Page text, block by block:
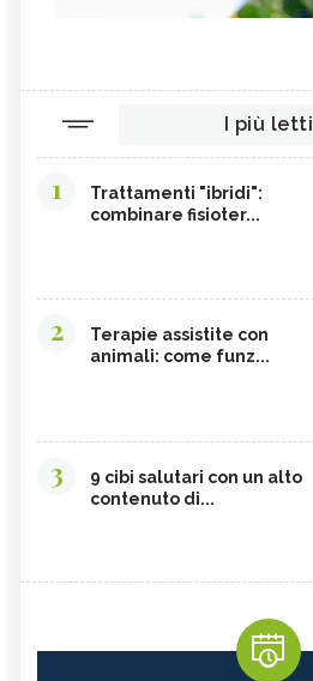
I più letti
1
Trattamenti "ibridi":
combinare fisioter...
2
Terapie assistite con
animali: come funz...
3
9 cibi salutari con un alto
contenuto di...